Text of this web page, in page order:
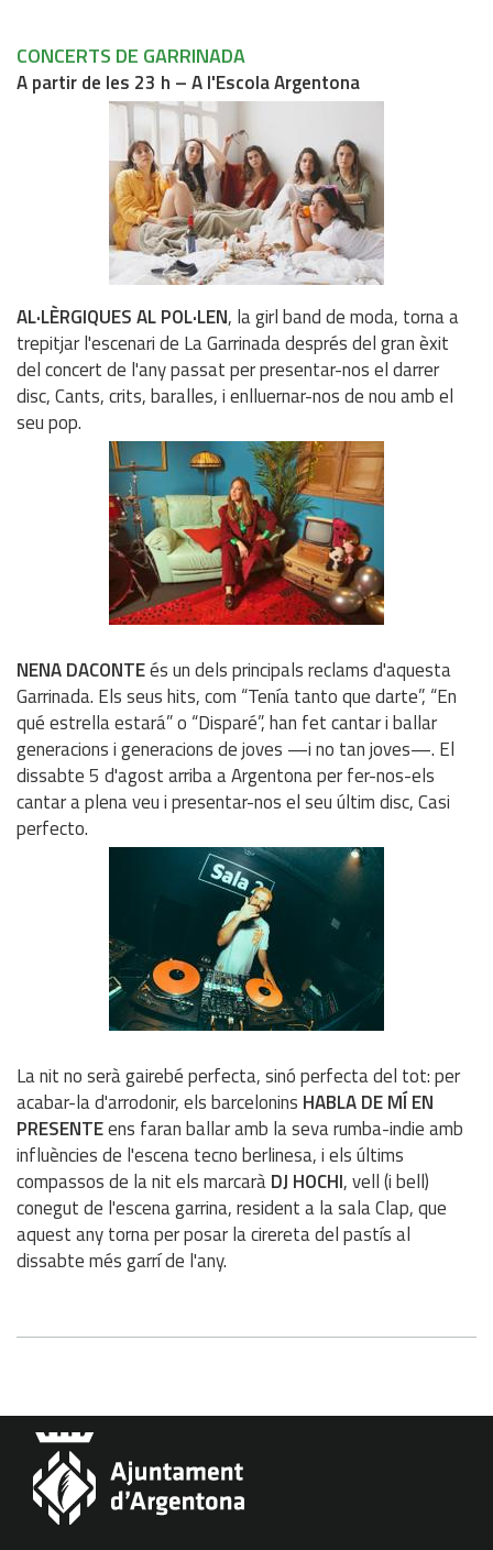
CONCERTS DE GARRINADA
A partir de les 23 h – A l'Escola Argentona
AL·LÈRGIQUES AL POL·LEN, la girl band de moda, torna a
trepitjar l'escenari de La Garrinada després del gran èxit
del concert de l'any passat per presentar-nos el darrer
disc, Cants, crits, baralles, i enlluernar-nos de nou amb el
seu pop.
NENA DACONTEés un dels principals reclams d'aquesta
Garrinada. Els seus hits, com “Tenía tanto que darte”, “En
qué estrella estará” o “Disparé”, han fet cantar i ballar
generacions i generacions de joves —i no tan joves—. El
dissabte 5 d'agost arriba a Argentona per fer-nos-els
cantar a plena veu i presentar-nos el seu últim disc, Casi
perfecto.
La nit no serà gairebé perfecta, sinó perfecta del tot: per
acabar-la d'arrodonir, els barcelonins HABLA DE MÍ EN
PRESENTEens faran ballar amb la seva rumba-indie amb
influències de l'escena tecno berlinesa, i els últims
compassos de la nit els marcaràDJ HOCHI, vell (i bell)
conegut de l'escena garrina, resident a la sala Clap, que
aquest any torna per posar la cirereta del pastís al
dissabte més garrí de l'any.